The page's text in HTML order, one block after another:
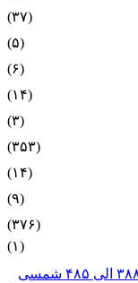
(۳۷)
(۵)
(۶)
(۱۴)
(۳)
(۳۵۳)
(۱۴)
(۹)
(۳۷۶)
(۱)